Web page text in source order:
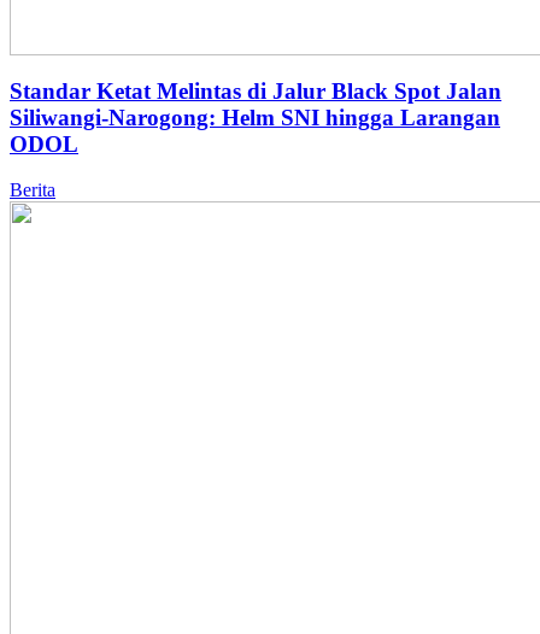
Standar Ketat Melintas di Jalur Black Spot Jalan
Siliwangi-Narogong: Helm SNI hingga Larangan
ODOL
Berita